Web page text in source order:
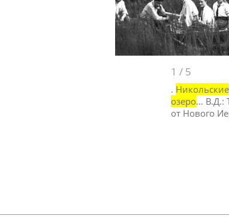
1 / 5
. Никольские
озеро… В.Д.:
от Нового